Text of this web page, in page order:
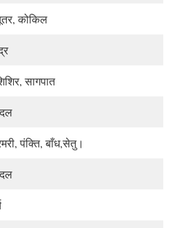
कोकिल
सागपात
पंक्ति, बाँध,सेतु।